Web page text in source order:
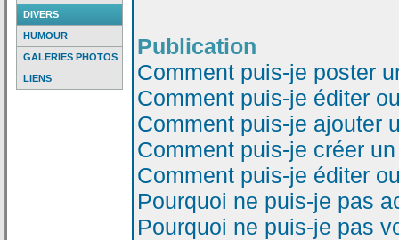
DIVERS
HUMOUR
GALERIES PHOTOS
LIENS
Publication
Comment puis-je poster
Comment puis-je éditer
Comment puis-je ajouter
Comment puis-je créer
Comment puis-je éditer
Pourquoi ne puis-je pas
Pourquoi ne puis-je pas